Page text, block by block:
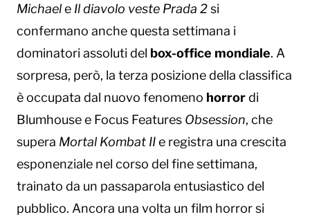
Michaele Il diavolo veste Prada 2si
confermano anche questa settimana i
dominatori assoluti del box-office mondiale. A
sorpresa, però, la terza posizione della classifica
è occupata dal nuovo fenomeno horrordi
Blumhouse e Focus Features Obsession, che
supera Mortal Kombat IIe registra una crescita
esponenziale nel corso del fine settimana,
trainato da un passaparola entusiastico del
pubblico. Ancora una volta un film horror si